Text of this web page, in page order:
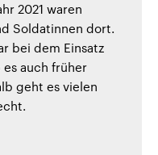
2021 waren
Soldatinnen dort.
bei dem Einsatz
auch früher
geht es vielen